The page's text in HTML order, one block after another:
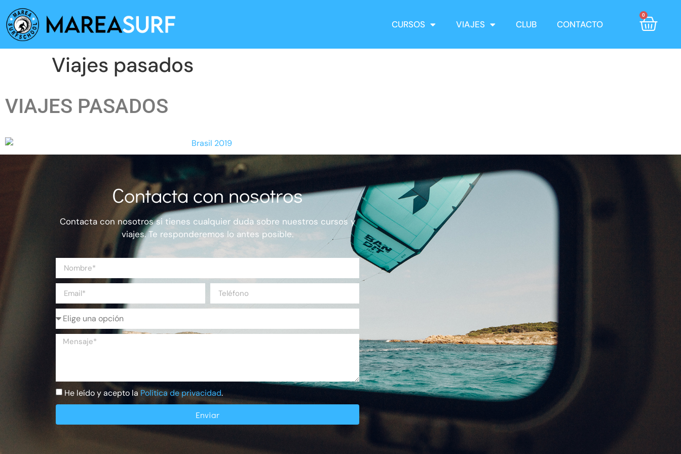
CURSOS VIAJES CLUB CONTACTO
0
Viajes pasados
VIAJES PASADOS
Contacta con nosotros
Contacta con nosotros si tienes cualquier duda sobre nuestros cursos y
viajes. Te responderemos lo antes posible.
He leído y acepto la Política de privacidad.
Enviar